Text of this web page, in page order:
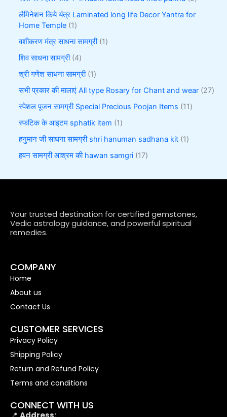
लैमिनेशन किये यंत्र Laminated long life Decor Yantra for
Home Temple 1
वशीकरण मंत्र साधना सामग्री 1
शिव साधना सामग्री 4
श्री गणेश साधना सामग्री 1
सभी प्रकार की मालाएं All type Rosary for Chant and wear 27
स्पेशल पूजन सामग्री Special Precious Poojan Items 11
स्फटिक के आइटम sphatik item 1
हनुमान जी साधना सामग्री shri hanuman sadhana kit 1
हवन सामग्री आश्रम की hawan samgri 17
Your trusted destination for certified gemstones,
Vedic astrology guidance, and powerful spiritual
remedies.
COMPANY
Home
About us
Contact Us
CUSTOMER SERVICES
Privacy Policy
Shipping Policy
Return and Refund Policy
Terms and conditions
CONNECT WITH US